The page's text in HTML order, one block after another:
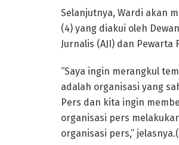
Selanjutnya, Wardi akan
(4) yang diakui oleh
Jurnalis (AJI) dan Pewarta
“Saya ingin merangkul
adalah organisasi yang
Pers dan kita ingin
organisasi pers
organisasi pers,”